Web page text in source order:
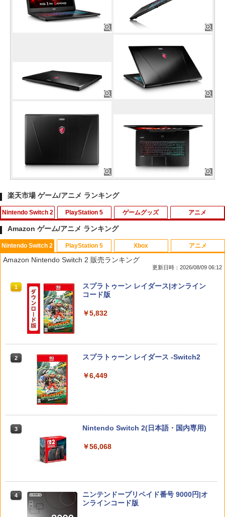
楽天市場 ゲーム/アニメ ランキング
Nintendo Switch 2
1
楽天1位 switch2 保護フィルム【他全機
種】【2枚目半額&ケーブルもらえる】ス
イッチ2 保護フィルム switch2 フィルム
h 保護フィルム 有機el ブルーライトカッ
ト シート 本体 ガラス lite ケース カバー
2
Nintendo Switch2 ケース EVA キャリン
ケース 収納バッグ ニンテンドー スイッ
Switch 2対応 Switch 2 収納ケース 収納
￥1,211
PlayStation 5
1
【楽天ブックス限定特典+特典】空の軌
跡 the 2nd PS5版(DLCチラシ：NEOブ
レイサー・アガット+【早期購入外付特
￥7,480
(コードインボックス版、配送日：2026
月19日)(【初回購入封入特典】ヴィンテ
3
ソニー・インタラクティブエンタテイン
メント 【PS5】ディスクドライブ [CFI-Z
4
【新品】【PS5HD】NOLVA Mechanical
All-Button ArcadeController for PlayS
ゲームグッズ アニメ
1
【中古】【Blu−ray】プリンセスコネク
ト！Re：Dive 2 / アニメ
￥320
￥430
晴 ]
￥3,960
Amazon ゲーム/アニメ ランキング
Nintendo Switch 2
Amazon Nintendo Switch 2 販売ランキング
更新日時：2026/08/09 06:12
1
スプラトゥーン レイダース|オンライン
コード版
￥5,832
2 スプラトゥーン レイダース -Switch2
￥6,449
3 Nintendo Switch 2(日本語・国内専用)
￥56,068
4
ニンテンドープリペイド番号 9000円|オ
ンラインコード版
PlayStation 5 Xbox アニメ